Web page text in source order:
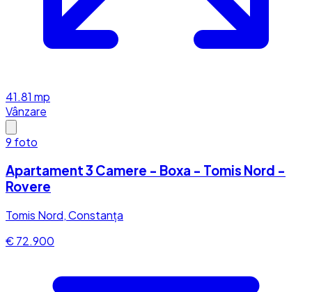
41.81 mp
Vânzare
9 foto
Apartament 3 Camere - Boxa - Tomis Nord -
Rovere
Tomis Nord, Constanța
€ 72.900